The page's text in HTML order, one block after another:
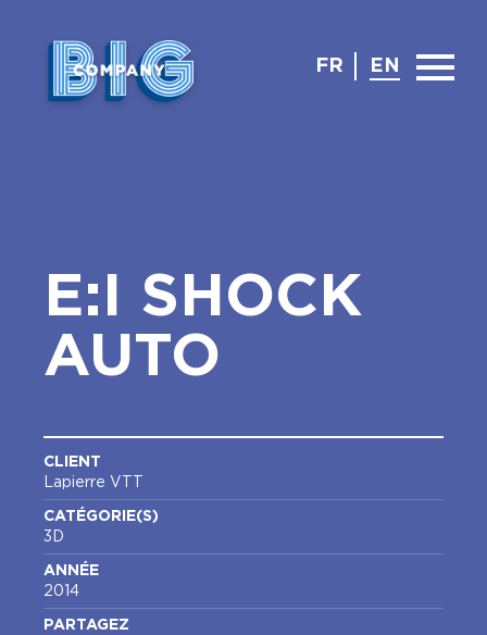
FR EN
E:I SHOCK
AUTO
CLIENT
Lapierre VTT
CATÉGORIE(S)
3D
ANNÉE
2014
PARTAGEZ